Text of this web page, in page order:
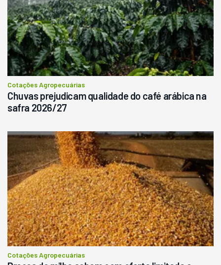
Cotações Agropecuárias
Chuvas prejudicam qualidade do café arábica na
safra 2026/27
Cotações Agropecuárias